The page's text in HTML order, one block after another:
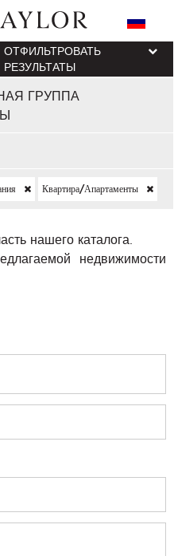
ГРУППА
ОТФИЛЬТРОВАТЬ
РЕЗУЛЬТАТЫ
Квартира/апартаменты
нашего каталога.
недвижимости